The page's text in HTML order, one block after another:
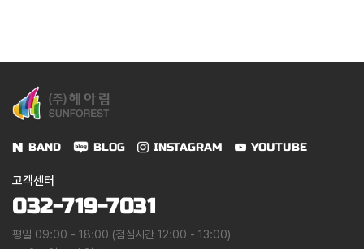
BAND BLOG INSTAGRAM YOUTUBE
고객센터
032-719-7031
평일 09:00 - 18:00 (점심시간 12:00 - 13:00)